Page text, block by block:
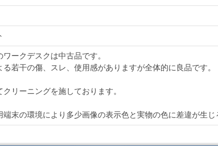
■アジャスター機能
東京都内 5,500円から
ワークデスクは中古品です。
る若干の傷、スレ、使用感がありますが全体的に良品です。
クリーニングを施しております。
端末の環境により多少画像の表示色と実物の色に差違が生